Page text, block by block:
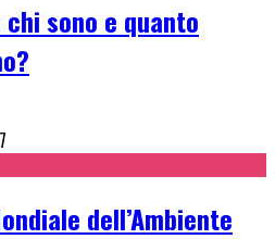
sono e quanto
dell’Ambiente